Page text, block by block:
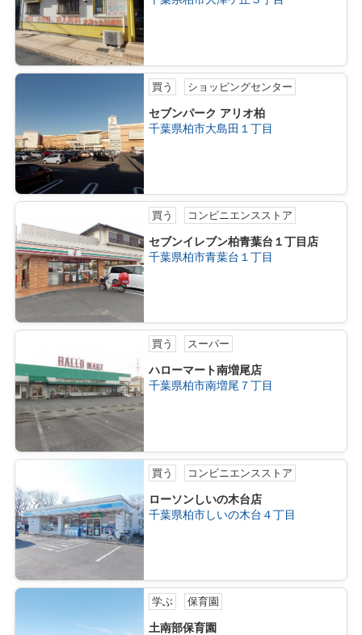
買う ショッピングセンター
セブンパーク アリオ柏
千葉県柏市大島田１丁目
買う コンビニエンスストア
セブンイレブン柏青葉台１丁目店
千葉県柏市青葉台１丁目
買う スーパー
ハローマート南増尾店
千葉県柏市南増尾７丁目
買う コンビニエンスストア
ローソンしいの木台店
千葉県柏市しいの木台４丁目
学ぶ 保育園
土南部保育園